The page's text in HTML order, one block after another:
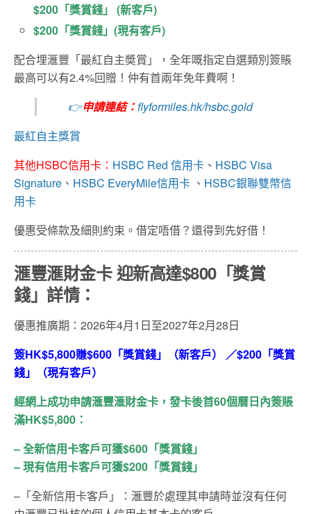
$200「獎賞錢」 (新客戶)
$200「獎賞錢」(現有客戶)
配合埋滙豐「最紅自主奬賞」，全年嘅指定自選類別簽賬
最高可以有2.4%回贈！仲有首兩年免年費啊！
👉申請連結：flyformiles.hk/hsbc.gold
最紅自主獎賞
其他HSBC信用卡： HSBC Red 信用卡 、 HSBC Visa
Signature 、 HSBC EveryMile信用卡 、 HSBC銀聯雙幣信
用卡
優惠受條款及細則約束。借定唔借？還得到先好借！
滙豐滙財金卡 迎新高達$800「獎賞
錢」詳情：
優惠推廣期：2026年4月1日至2027年2月28日
簽HK$5,800賺$600「獎賞錢」（新客戶） ／$200「獎賞
錢」（現有客戶）
經網上成功申請滙豐滙財金卡， 發卡後首60個曆日內簽賬
滿HK$5,800 ：
–全新信用卡客戶可獲$600 「獎賞錢」
–現有信用卡客戶可獲$200 「獎賞錢」
– 「全新信用卡客戶」：滙豐於處理其申請時並沒有任何